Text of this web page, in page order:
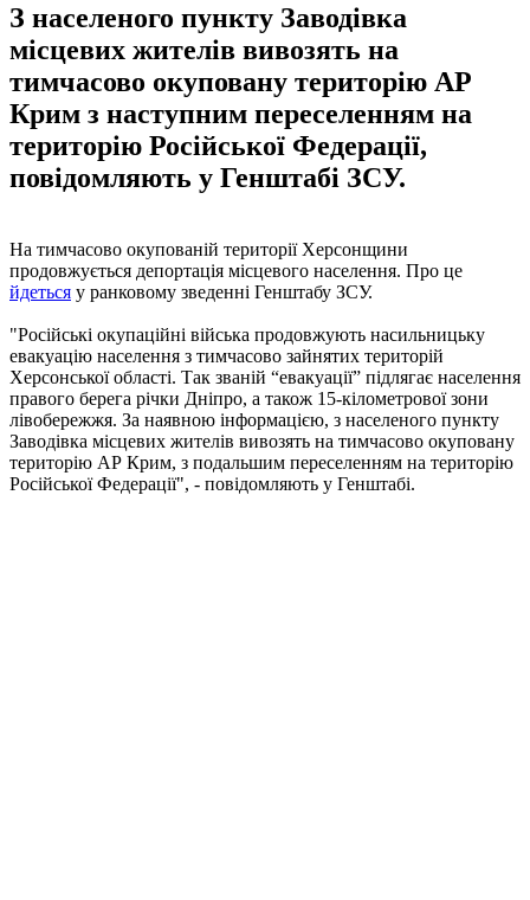
З населеного пункту Заводівка
місцевих жителів вивозять на
тимчасово окуповану територію АР
Крим з наступним переселенням на
територію Російської Федерації,
повідомляють у Генштабі ЗСУ.
На тимчасово окупованій території Херсонщини
продовжується депортація місцевого населення. Про це
йдеться у ранковому зведенні Генштабу ЗСУ.
"Російські окупаційні війська продовжують насильницьку
евакуацію населення з тимчасово зайнятих територій
Херсонської області. Так званій “евакуації” підлягає населення
правого берега річки Дніпро, а також 15-кілометрової зони
лівобережжя. За наявною інформацією, з населеного пункту
Заводівка місцевих жителів вивозять на тимчасово окуповану
територію АР Крим, з подальшим переселенням на територію
Російської Федерації", - повідомляють у Генштабі.